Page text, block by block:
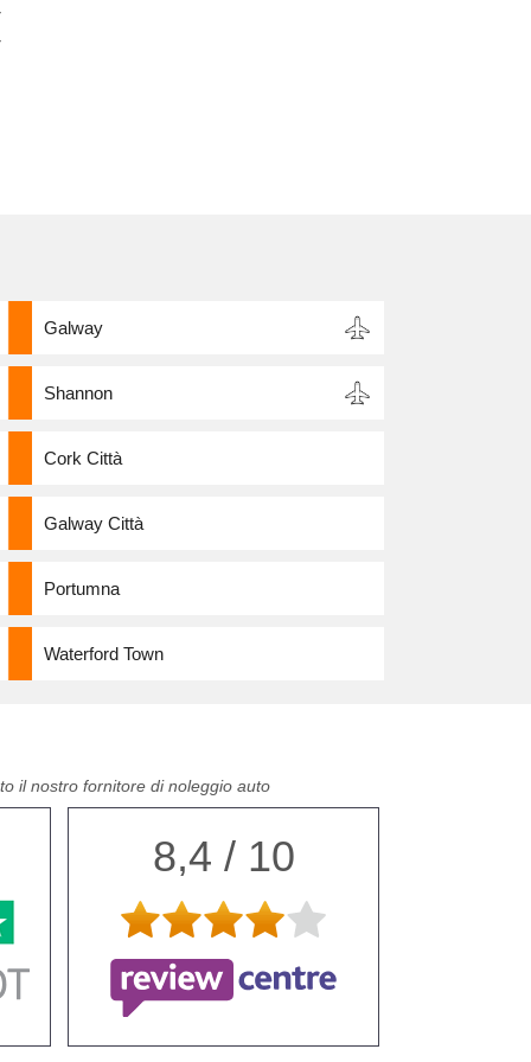
Galway
Shannon
Cork Città
Galway Città
Portumna
Waterford Town
il nostro fornitore di noleggio auto
8,4 / 10